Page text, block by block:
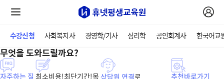
수강신청 사회복지사 경영학/기사 심리학 공인회계사 한국어교
무엇을 도와드릴까요?
자주하는 질 최소비용!최단기간!목 상담원 연결로 추천바로가기